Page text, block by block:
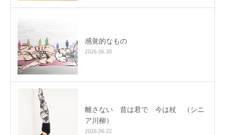
感覚的なもの
2026.06.30
離さない 昔は君で 今は杖 （シニ
ア川柳）
2026.06.22